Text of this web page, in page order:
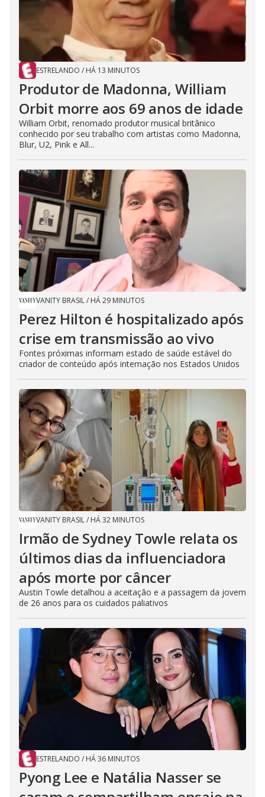
o
ESTRELANDO / HÁ 13 MINUTOS
Produtor de Madonna, William
Orbit morre aos 69 anos de idade
William Orbit, renomado produtor musical britânico
conhecido por seu trabalho com artistas como Madonna,
Blur, U2, Pink e All...
VANITY BRASIL/ HÁ 29 MINUTOS
Perez Hilton é hospitalizado após
crise em transmissão ao vivo
Fontes próximas informam estado de saúde estável do
criador de conteúdo após internação nos Estados Unidos
VANITY BRASIL/ HÁ 32 MINUTOS
Irmão de Sydney Towle relata os
últimos dias da influenciadora
após morte por câncer
Austin Towle detalhou a aceitação e a passagem da jovem
de 26 anos para os cuidados paliativos
ESTRELANDO / HÁ 36 MINUTOS
Pyong Lee e Natália Nasser se